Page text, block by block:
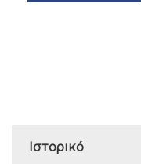
Ιστορικό